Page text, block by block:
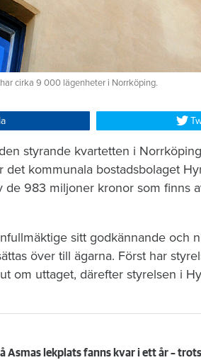
cirka 9 000 lägenheter i Norrköping.
styrande kvartetten i Norrköping
det kommunala bostadsbolaget
de 983 miljoner kronor som finns
sitt godkännande och
över till ägarna. Först har
om uttaget, därefter styrelsen i
Asmas lekplats fanns kvar i ett år –